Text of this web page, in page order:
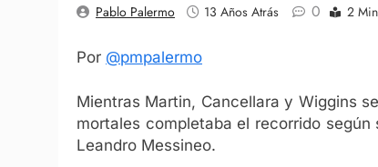
Pablo Palermo 13 Años Atrás 0 2
Por @pmpalermo
Mientras Martin, Cancellara y Wiggins
mortales completaba el recorrido
Leandro Messineo.